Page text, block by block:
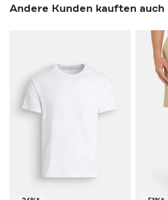
Andere Kunden kauften auch